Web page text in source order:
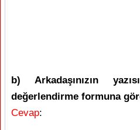
b) Arkadaşınızın
değerlendirme formuna
Cevap: